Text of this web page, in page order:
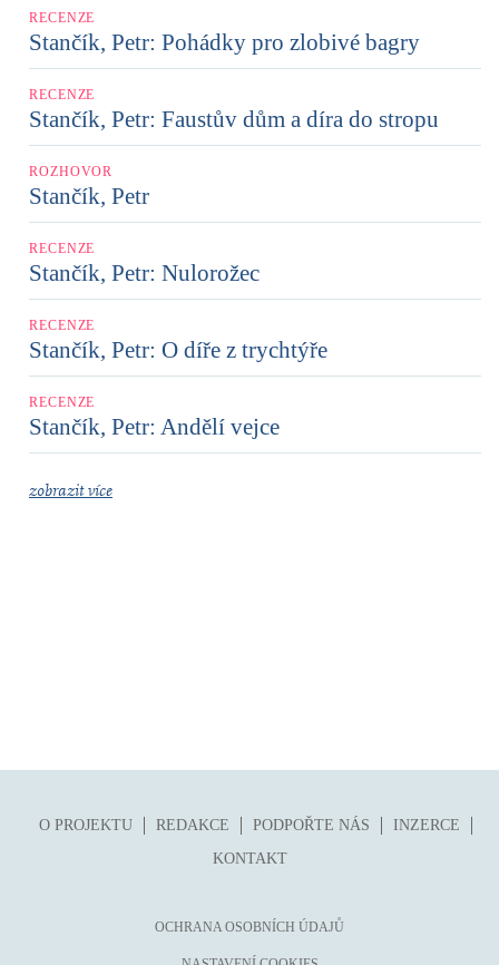
RECENZE
Stančík, Petr: Pohádky pro zlobivé bagry
RECENZE
Stančík, Petr: Faustův dům a díra do stropu
ROZHOVOR
Stančík, Petr
RECENZE
Stančík, Petr: Nulorožec
RECENZE
Stančík, Petr: O díře z trychtýře
RECENZE
Stančík, Petr: Andělí vejce
zobrazit více
O PROJEKTU REDAKCE PODPOŘTE NÁS
INZERCE
KONTAKT
OCHRANA OSOBNÍCH ÚDAJŮ